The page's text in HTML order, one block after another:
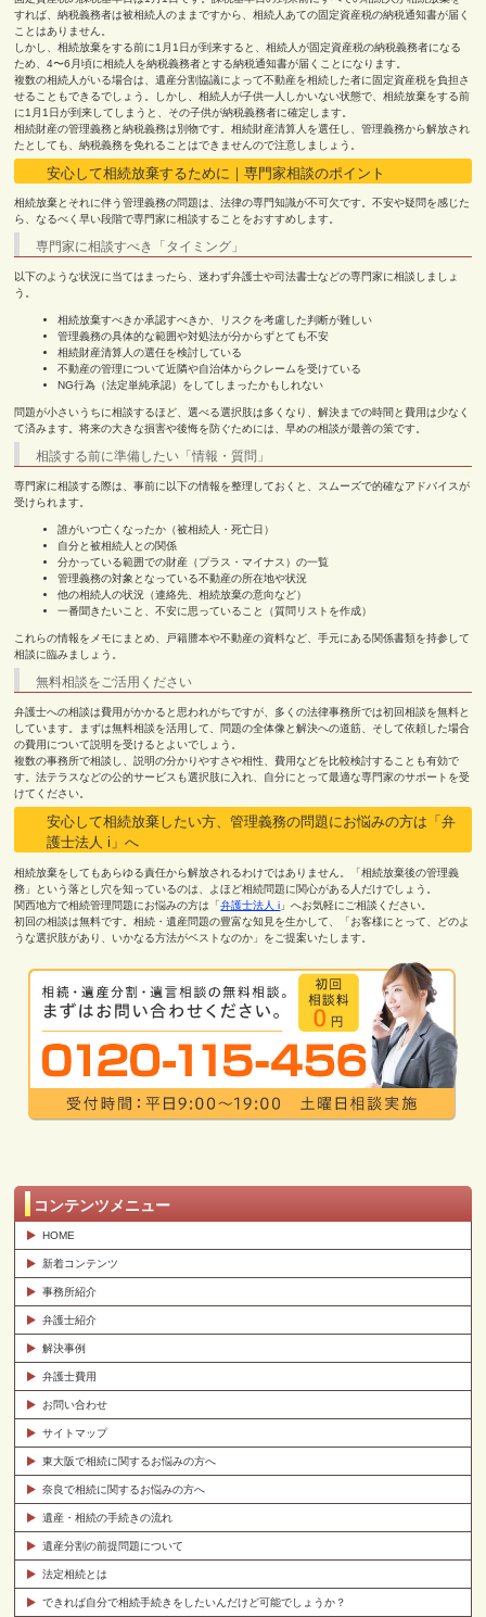
すれば、納税義務者は被相続人のままですから、相続人あての固定資産税の納税通知書が届く
ことはありません。
しかし、相続放棄をする前に1月1日が到来すると、相続人が固定資産税の納税義務者になる
ため、4〜6月頃に相続人を納税義務者とする納税通知書が届くことになります。
複数の相続人がいる場合は、遺産分割協議によって不動産を相続した者に固定資産税を負担さ
せることもできるでしょう。しかし、相続人が子供一人しかいない状態で、相続放棄をする前
に1月1日が到来してしまうと、その子供が納税義務者に確定します。
相続財産の管理義務と納税義務は別物です。相続財産清算人を選任し、管理義務から解放され
たとしても、納税義務を免れることはできませんので注意しましょう。
安心して相続放棄するために｜専門家相談のポイント
相続放棄とそれに伴う管理義務の問題は、法律の専門知識が不可欠です。不安や疑問を感じた
ら、なるべく早い段階で専門家に相談することをおすすめします。
専門家に相談すべき「タイミング」
以下のような状況に当てはまったら、迷わず弁護士や司法書士などの専門家に相談しましょ
う。
相続放棄すべきか承認すべきか、リスクを考慮した判断が難しい
管理義務の具体的な範囲や対処法が分からずとても不安
相続財産清算人の選任を検討している
不動産の管理について近隣や自治体からクレームを受けている
NG行為（法定単純承認）をしてしまったかもしれない
問題が小さいうちに相談するほど、選べる選択肢は多くなり、解決までの時間と費用は少なく
て済みます。将来の大きな損害や後悔を防ぐためには、早めの相談が最善の策です。
相談する前に準備したい「情報・質問」
専門家に相談する際は、事前に以下の情報を整理しておくと、スムーズで的確なアドバイスが
受けられます。
誰がいつ亡くなったか（被相続人・死亡日）
自分と被相続人との関係
分かっている範囲での財産（プラス・マイナス）の一覧
管理義務の対象となっている不動産の所在地や状況
他の相続人の状況（連絡先、相続放棄の意向など）
一番聞きたいこと、不安に思っていること（質問リストを作成）
これらの情報をメモにまとめ、戸籍謄本や不動産の資料など、手元にある関係書類を持参して
相談に臨みましょう。
無料相談をご活用ください
弁護士への相談は費用がかかると思われがちですが、多くの法律事務所では初回相談を無料と
しています。まずは無料相談を活用して、問題の全体像と解決への道筋、そして依頼した場合
の費用について説明を受けるとよいでしょう。
複数の事務所で相談し、説明の分かりやすさや相性、費用などを比較検討することも有効で
す。法テラスなどの公的サービスも選択肢に入れ、自分にとって最適な専門家のサポートを受
けてください。
安心して相続放棄したい方、管理義務の問題にお悩みの方は「弁
護士法人 i」へ
相続放棄をしてもあらゆる責任から解放されるわけではありません。「相続放棄後の管理義
務」という落とし穴を知っているのは、よほど相続問題に関心がある人だけでしょう。
関西地方で相続管理問題にお悩みの方は「弁護士法人 i 」へお気軽にご相談ください。
初回の相談は無料です。相続・遺産問題の豊富な知見を生かして、「お客様にとって、どのよ
うな選択肢があり、いかなる方法がベストなのか」をご提案いたします。
コンテンツメニュー
HOME
新着コンテンツ
事務所紹介
弁護士紹介
解決事例
弁護士費用
お問い合わせ
サイトマップ
東大阪で相続に関するお悩みの方へ
奈良で相続に関するお悩みの方へ
遺産・相続の手続きの流れ
遺産分割の前提問題について
法定相続とは
できれば自分で相続手続きをしたいんだけど可能でしょうか？